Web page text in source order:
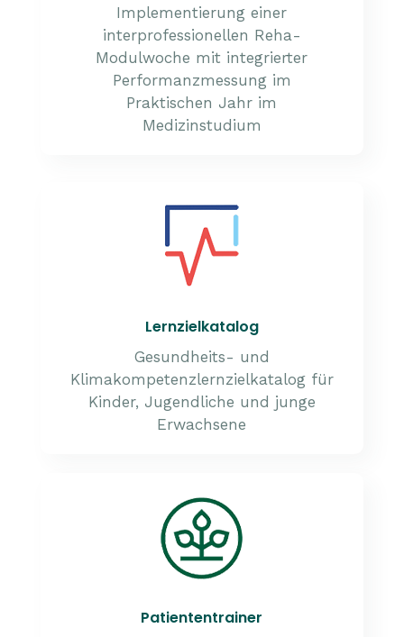
Implementierung einer
interprofessionellen Reha-
Modulwoche mit integrierter
Performanzmessung im
Praktischen Jahr im
Medizinstudium
Lernzielkatalog
Gesundheits- und
Klimakompetenzlernzielkatalog für
Kinder, Jugendliche und junge
Erwachsene
Patiententrainer